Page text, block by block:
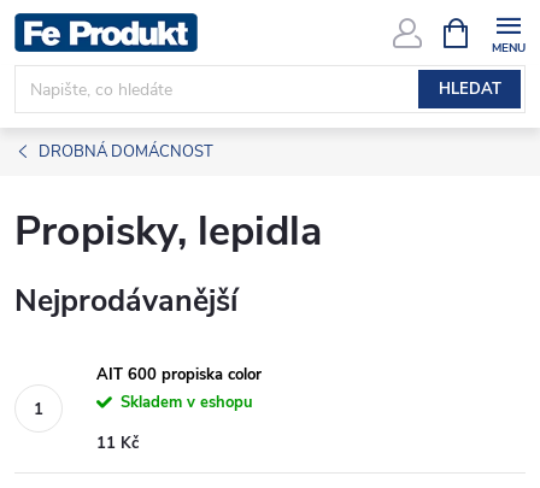
Přejít
na
obsah
HLEDAT
NÁKUPNÍ
KOŠÍK
DROBNÁ DOMÁCNOST
Propisky, lepidla
Nejprodávanější
AIT 600 propiska color
Skladem v eshopu
11 Kč